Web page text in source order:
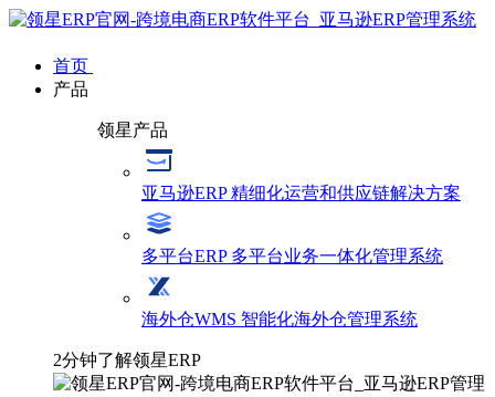
首页
产品
领星产品
亚马逊ERP精细化运营和供应链解决方案
多平台ERP 多平台业务一体化管理系统
海外仓WMS 智能化海外仓管理系统
2分钟了解领星ERP